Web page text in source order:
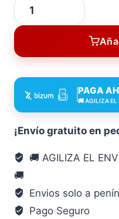
DEST
Profesional
Crmo
2X125
Dogher
2X125
Mm
cantidad
PAGA
🚚 AGILIZA EL
¡Envío gratuito en
🚚 AGILIZA EL
🚚
Envios solo a
Pago Seguro